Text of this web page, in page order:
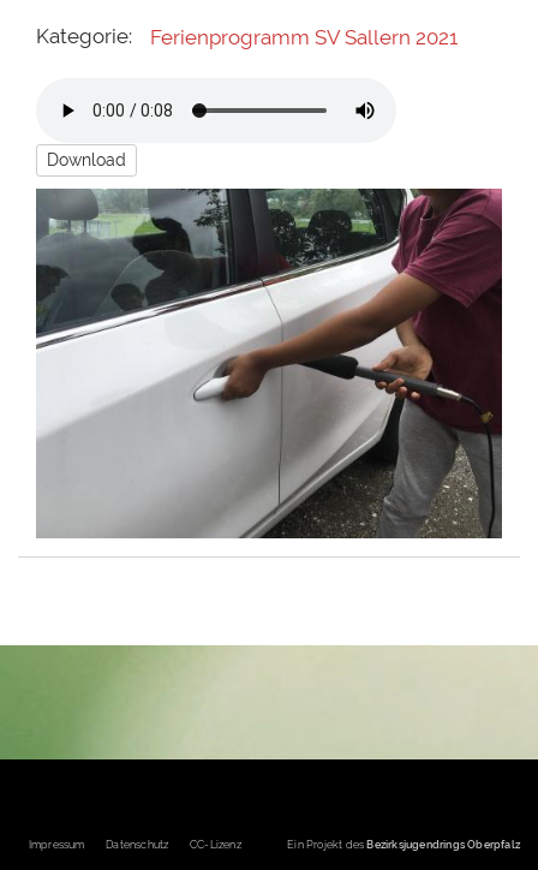
Kategorie: Ferienprogramm SV Sallern 2021
Download
Impressum Datenschutz CC-Lizenz Ein Projekt des Bezirksjugendrings Oberpfalz